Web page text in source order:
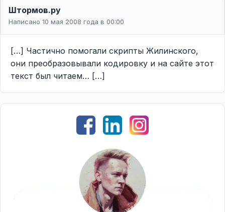
Штормов.ру
Написано 10 мая 2008 года в 00:00
[…] Частично помогали скрипты Жилинского,
они преобразовывали кодировку и на сайте этот
текст был читаем… […]